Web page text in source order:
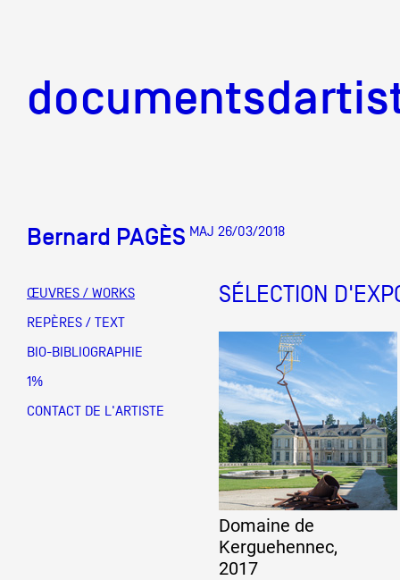
Mission
Équipe
Partenaires
Crédits
Bernard PAGÈS MAJ 26/03/2018
ŒUVRES / WORKS
REPÈRES / TEXT
BIO-BIBLIOGRAPHIE
1%
CONTACT DE L'ARTISTE
SÉLECTION
Domaine de
Kerguehennec,
2017